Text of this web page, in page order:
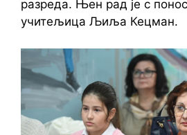
разреда. Њен рад је с
учитељица Љиља Кецман.